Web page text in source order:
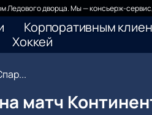
дворца. Мы — консьерж-
Корпоративным
Хоккей
матч